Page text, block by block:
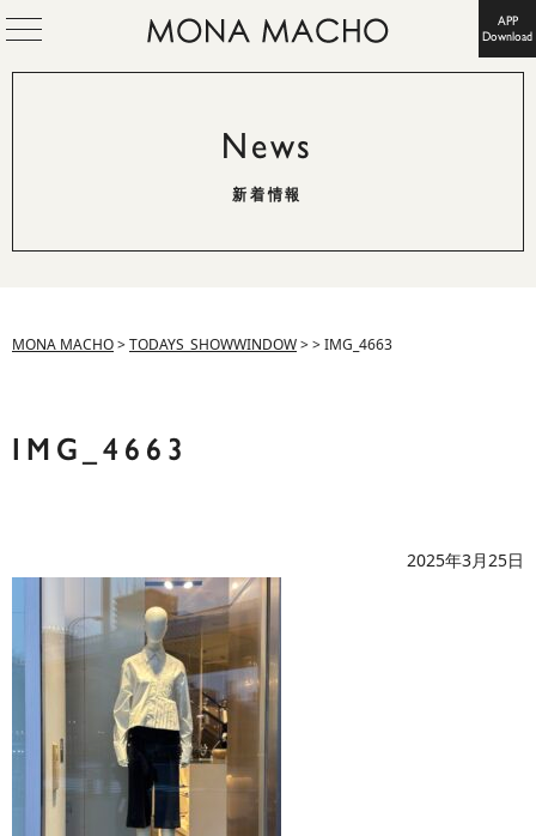
APP
Download
News
新着情報
MONA MACHO>TODAYS_SHOWWINDOW>>IMG_4663
IMG_4663
2025年3月25日